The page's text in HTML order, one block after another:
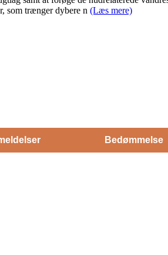
som trænger dybere n (Læs mere)
Bedømmelse